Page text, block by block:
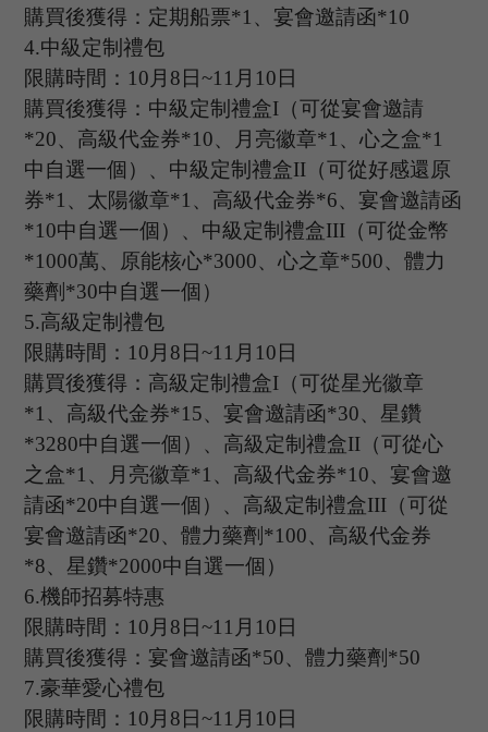
購買後獲得：定期船票*1 、宴會邀請函*10
4.中級定制禮包
限購時間： 10 月 8 日~11 月 10 日
購買後獲得：中級定制禮盒I（可從宴會邀請
*20、高級代金券*10、月亮徽章*1、心之盒*1
中自選一個）、中級定制禮盒II（可從好感還原
券*1、太陽徽章*1、高級代金券*6、宴會邀請函
*10中自選一個）、中級定制禮盒III（可從金幣
*1000萬、原能核心*3000、心之章*500、體力
藥劑*30中自選一個）
5.高級定制禮包
限購時間： 10 月 8 日~11 月 10 日
購買後獲得：高級定制禮盒I（可從星光徽章
*1、高級代金券*15、宴會邀請函*30、星鑽
*3280中自選一個）、高級定制禮盒II（可從心
之盒*1、月亮徽章*1、高級代金券*10、宴會邀
請函*20中自選一個）、高級定制禮盒III（可從
宴會邀請函*20、體力藥劑*100、高級代金券
*8、星鑽*2000中自選一個）
6.機師招募特惠
限購時間： 10 月 8 日~11 月 10 日
購買後獲得：宴會邀請函*50、體力藥劑 *50
7.豪華愛心禮包
限購時間： 10 月 8 日~11 月 10 日